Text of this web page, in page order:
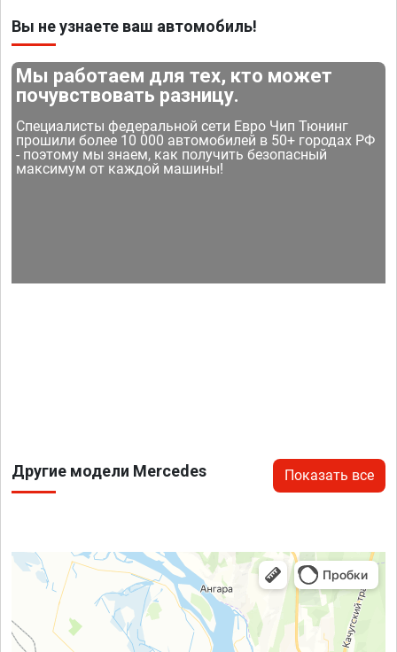
Вы не узнаете ваш автомобиль!
Мы работаем для тех, кто может
почувствовать разницу.
Специалисты федеральной сети Евро Чип Тюнинг
прошили более 10 000 автомобилей в 50+ городах РФ
- поэтому мы знаем, как получить безопасный
максимум от каждой машины!
Другие модели Mercedes Показать все